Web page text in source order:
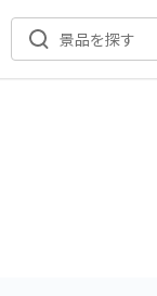
景品を探す